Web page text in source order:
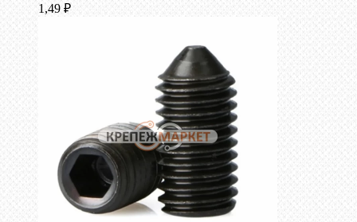
1,49 ₽